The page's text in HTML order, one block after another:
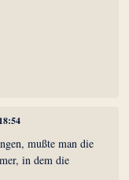
mußte man die
in dem die